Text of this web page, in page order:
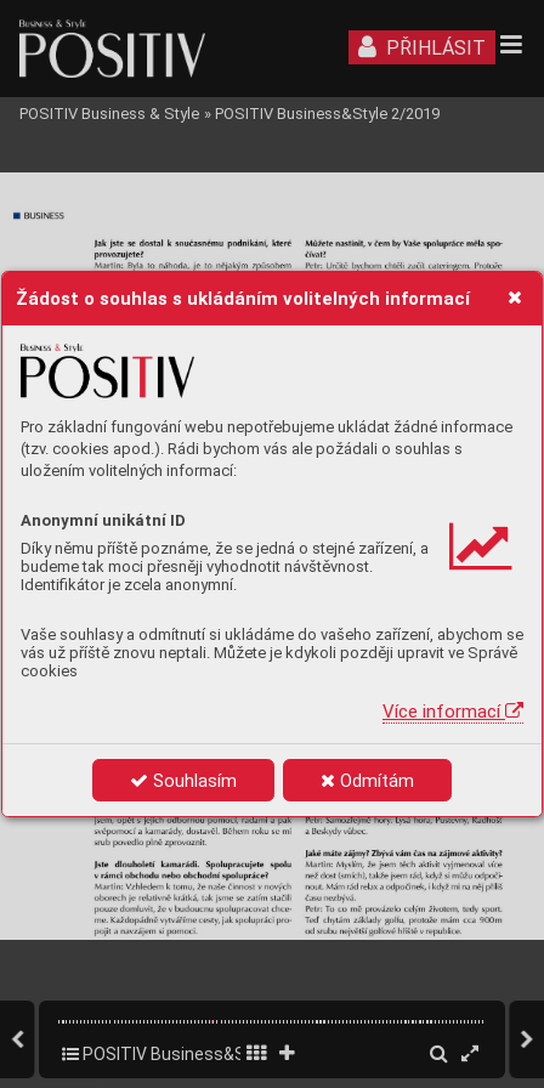
Žádost o souhlas s ukládáním volitelných informací
Pro základní fungování webu nepotřebujeme ukládat žádné informace
(tzv. cookies apod.). Rádi bychom vás ale požádali o souhlas s
uložením volitelných informací:
Anonymní unikátní ID
Díky němu příště poznáme, že se jedná o stejné zařízení, a
budeme tak moci přesněji vyhodnotit návštěvnost.
Identifikátor je zcela anonymní.
Vaše souhlasy a odmítnutí si ukládáme do vašeho zařízení, abychom se
vás už příště znovu neptali. Můžete je kdykoli později upravit ve Správě
cookies
Více informací
Souhlasím Odmítám
PŘIHLÁSIT
POSITIV Business & Style » POSITIV Business&Style 2/2019
POSITIV Business&Style 2/2019